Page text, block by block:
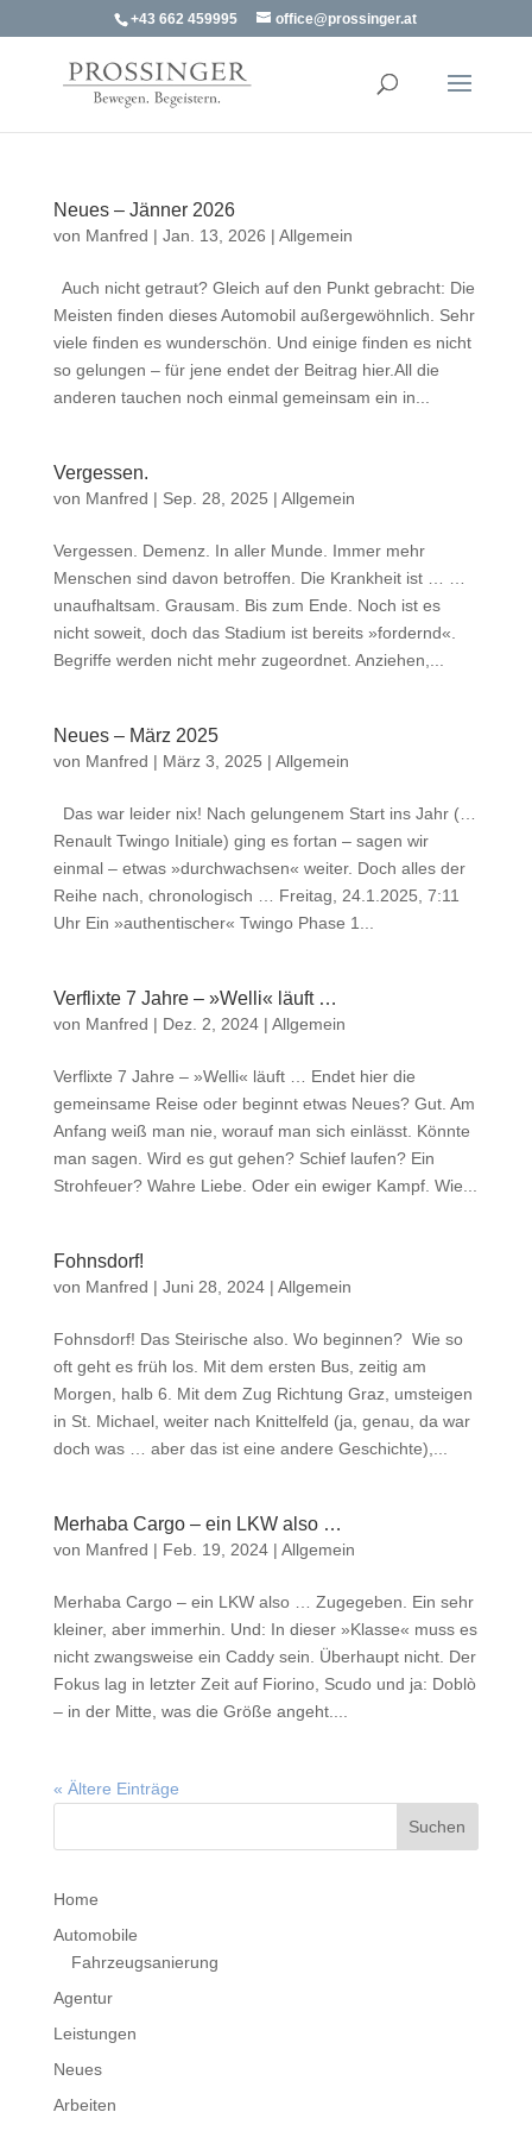
+43 662 459995 office@prossinger.at
Neues – Jänner 2026
von Manfred | Jan. 13, 2026 | Allgemein
Auch nicht getraut? Gleich auf den Punkt gebracht: Die
Meisten finden dieses Automobil außergewöhnlich. Sehr
viele finden es wunderschön. Und einige finden es nicht
so gelungen – für jene endet der Beitrag hier.All die
anderen tauchen noch einmal gemeinsam ein in...
Vergessen.
von Manfred | Sep. 28, 2025 | Allgemein
Vergessen. Demenz. In aller Munde. Immer mehr
Menschen sind davon betroffen. Die Krankheit ist … …
unaufhaltsam. Grausam. Bis zum Ende. Noch ist es
nicht soweit, doch das Stadium ist bereits »fordernd«.
Begriffe werden nicht mehr zugeordnet. Anziehen,...
Neues – März 2025
von Manfred | März 3, 2025 | Allgemein
Das war leider nix! Nach gelungenem Start ins Jahr (…
Renault Twingo Initiale) ging es fortan – sagen wir
einmal – etwas »durchwachsen« weiter. Doch alles der
Reihe nach, chronologisch … Freitag, 24.1.2025, 7:11
Uhr Ein »authentischer« Twingo Phase 1...
Verflixte 7 Jahre – »Welli« läuft …
von Manfred | Dez. 2, 2024| Allgemein
Verflixte 7 Jahre – »Welli« läuft … Endet hier die
gemeinsame Reise oder beginnt etwas Neues? Gut. Am
Anfang weiß man nie, worauf man sich einlässt. Könnte
man sagen. Wird es gut gehen? Schief laufen? Ein
Strohfeuer? Wahre Liebe. Oder ein ewiger Kampf. Wie...
Fohnsdorf!
von Manfred | Juni 28, 2024| Allgemein
Fohnsdorf! Das Steirische also. Wo beginnen? Wie so
oft geht es früh los. Mit dem ersten Bus, zeitig am
Morgen, halb 6. Mit dem Zug Richtung Graz, umsteigen
in St. Michael, weiter nach Knittelfeld (ja, genau, da war
doch was … aber das ist eine andere Geschichte),...
Merhaba Cargo – ein LKW also …
von Manfred | Feb. 19, 2024| Allgemein
Merhaba Cargo – ein LKW also … Zugegeben. Ein sehr
kleiner, aber immerhin. Und: In dieser »Klasse« muss es
nicht zwangsweise ein Caddy sein. Überhaupt nicht. Der
Fokus lag in letzter Zeit auf Fiorino, Scudo und ja: Doblò
– in der Mitte, was die Größe angeht....
« Ältere Einträge
Home
Automobile
Fahrzeugsanierung
Agentur
Leistungen
Neues
Arbeiten